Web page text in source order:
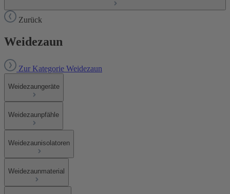
Zurück
Weidezaun
Zur Kategorie Weidezaun
Weidezaungeräte
Weidezaunpfähle
Weidezaunisolatoren
Weidezaunmaterial